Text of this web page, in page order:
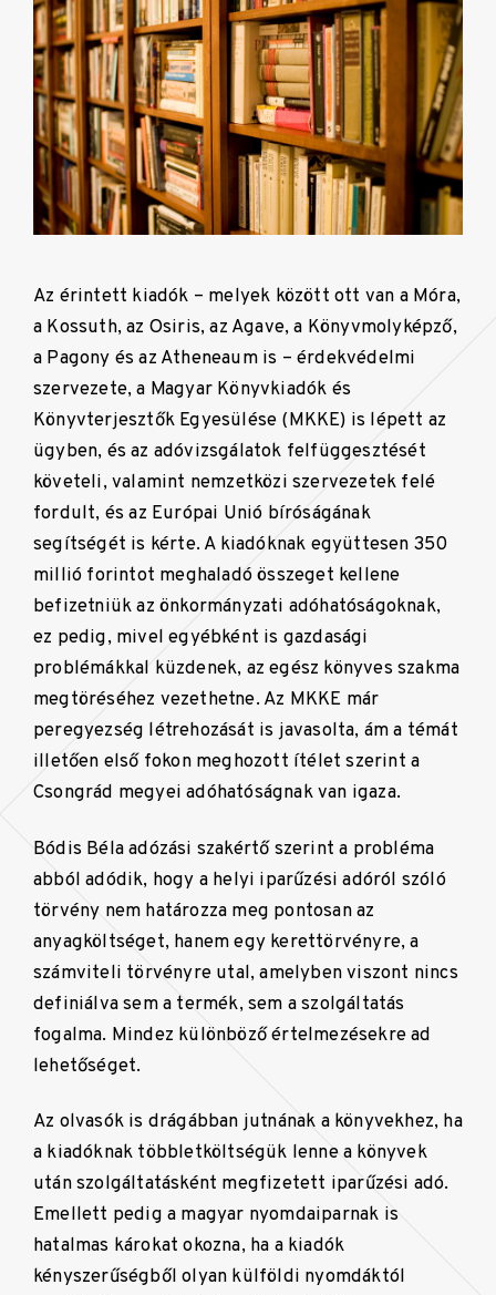
Az érintett kiadók – melyek között ott van a Móra,
a Kossuth, az Osiris, az Agave, a Könyvmolyképző,
a Pagony és az Atheneaum is – érdekvédelmi
szervezete, a Magyar Könyvkiadók és
Könyvterjesztők Egyesülése (MKKE) is lépett az
ügyben, és az adóvizsgálatok felfüggesztését
követeli, valamint nemzetközi szervezetek felé
fordult, és az Európai Unió bíróságának
segítségét is kérte. A kiadóknak együttesen 350
millió forintot meghaladó összeget kellene
befizetniük az önkormányzati adóhatóságoknak,
ez pedig, mivel egyébként is gazdasági
problémákkal küzdenek, az egész könyves szakma
megtöréséhez vezethetne. Az MKKE már
peregyezség létrehozását is javasolta, ám a témát
illetően első fokon meghozott ítélet szerint a
Csongrád megyei adóhatóságnak van igaza.
Bódis Béla adózási szakértő szerint a probléma
abból adódik, hogy a helyi iparűzési adóról szóló
törvény nem határozza meg pontosan az
anyagköltséget, hanem egy kerettörvényre, a
számviteli törvényre utal, amelyben viszont nincs
definiálva sem a termék, sem a szolgáltatás
fogalma. Mindez különböző értelmezésekre ad
lehetőséget.
Az olvasók is drágábban jutnának a könyvekhez, ha
a kiadóknak többletköltségük lenne a könyvek
után szolgáltatásként megfizetett iparűzési adó.
Emellett pedig a magyar nyomdaiparnak is
hatalmas károkat okozna, ha a kiadók
kényszerűségből olyan külföldi nyomdáktól